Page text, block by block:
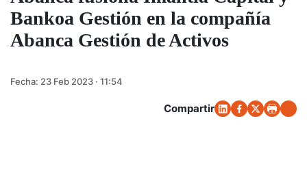
Bankoa Gestión en la compañía
Abanca Gestión de Activos
Fecha: 23 Feb 2023 · 11:54
Compartir